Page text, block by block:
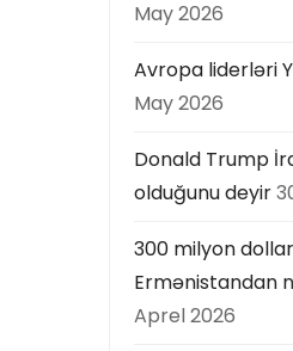
May 2026
Avropa liderləri
May 2026
Donald Trump
olduğunu deyir
300 milyon
Ermənistandan
Aprel 2026